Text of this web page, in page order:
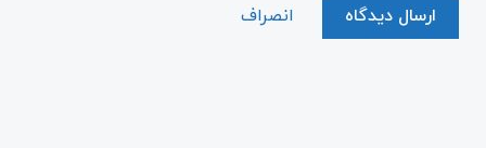
ارسال دیدگاه انصراف